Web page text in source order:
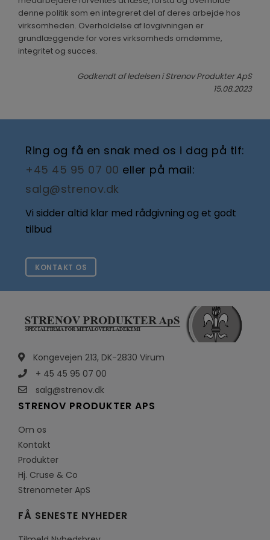
denne politik som en integreret del af deres arbejde hos
virksomheden. Overholdelse af lovgivningen er
grundlæggende for vores virksomheds omdømme,
integritet og succes.
Godkendt af ledelsen i Strenov Produkter ApS
15.08.2023
Ring og få en snak med os i dag på tlf:
+45 45 95 07 00 eller på mail:
salg@strenov.dk
Vi sidder altid klar med rådgivning og et godt
tilbud
KONTAKT OS
Kongevejen 213, DK-2830 Virum
+ 45 45 95 07 00
salg@strenov.dk
STRENOV PRODUKTER APS
Om os
Kontakt
Produkter
Hj. Cruse & Co
Strenometer ApS
FÅ SENESTE NYHEDER